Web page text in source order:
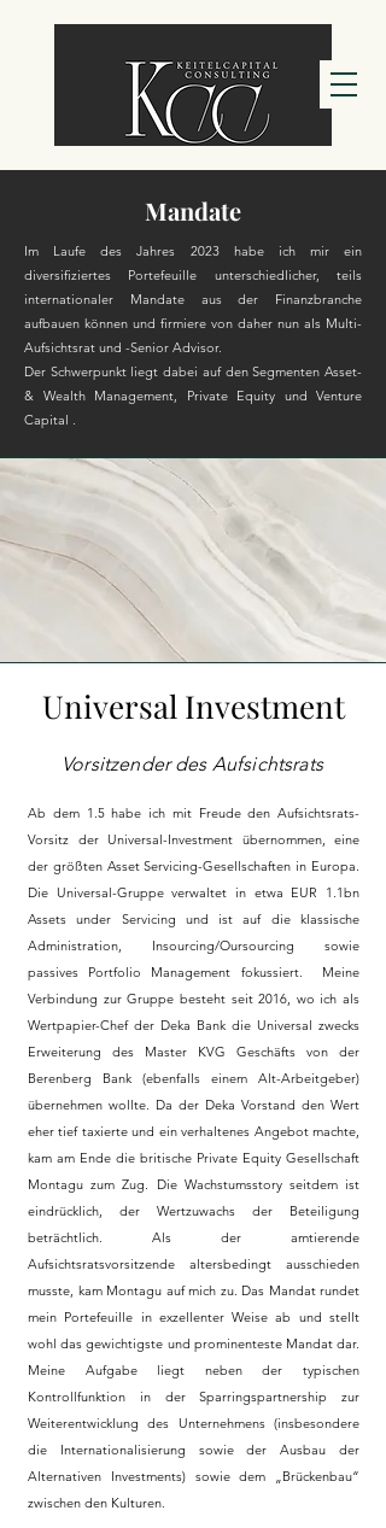
Mandate
Im Laufe des Jahres 2023 habe ich mir ein
diversifiziertes Portefeuille unterschiedlicher, teils
internationaler Mandate aus der Finanzbranche
aufbauen können und firmiere von daher nun als Multi-
Aufsichtsrat und -Senior Advisor.
Der Schwerpunkt liegt dabei auf den Segmenten Asset-
& Wealth Management, Private Equity und Venture
Capital .
Universal Investment
Vorsitzender des Aufsichtsrats
Ab dem 1.5 habe ich mit Freude den Aufsichtsrats-
Vorsitz der Universal-Investment übernommen, eine
der größten Asset Servicing-Gesellschaften in Europa.
Die Universal-Gruppe verwaltet in etwa EUR 1.1bn
Assets under Servicing und ist auf die klassische
Administration, Insourcing/Oursourcing sowie
passives Portfolio Management fokussiert. Meine
Verbindung zur Gruppe besteht seit 2016, wo ich als
Wertpapier-Chef der Deka Bank die Universal zwecks
Erweiterung des Master KVG Geschäfts von der
Berenberg Bank (ebenfalls einem Alt-Arbeitgeber)
übernehmen wollte. Da der Deka Vorstand den Wert
eher tief taxierte und ein verhaltenes Angebot machte,
kam am Ende die britische Private Equity Gesellschaft
Montagu zum Zug. Die Wachstumsstory seitdem ist
eindrücklich, der Wertzuwachs der Beteiligung
beträchtlich. Als der amtierende
Aufsichtsratsvorsitzende altersbedingt ausschieden
musste, kam Montagu auf mich zu. Das Mandat rundet
mein Portefeuille in exzellenter Weise ab und stellt
wohl das gewichtigste und prominenteste Mandat dar.
Meine Aufgabe liegt neben der typischen
Kontrollfunktion in der Sparringspartnership zur
Weiterentwicklung des Unternehmens (insbesondere
die Internationalisierung sowie der Ausbau der
Alternativen Investments) sowie dem „Brückenbau“
zwischen den Kulturen.